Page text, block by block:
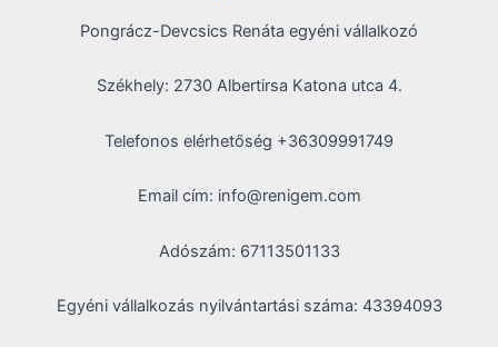
Pongrácz-Devcsics Renáta egyéni vállalkozó
Székhely: 2730 Albertirsa Katona utca 4.
Telefonos elérhetőség +36309991749
Email cím: info@renigem.com
Adószám: 67113501133
Egyéni vállalkozás nyilvántartási száma: 43394093